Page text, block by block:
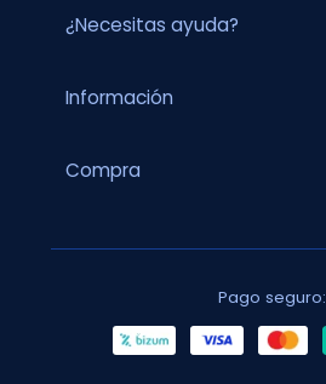
¿Necesitas ayuda?
Información
Compra
Pago seguro: